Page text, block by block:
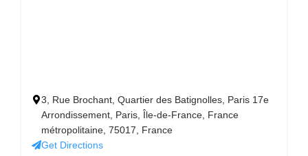
3, Rue Brochant, Quartier des Batignolles, Paris 17e
Arrondissement, Paris, Île-de-France, France
métropolitaine, 75017, France
Get Directions